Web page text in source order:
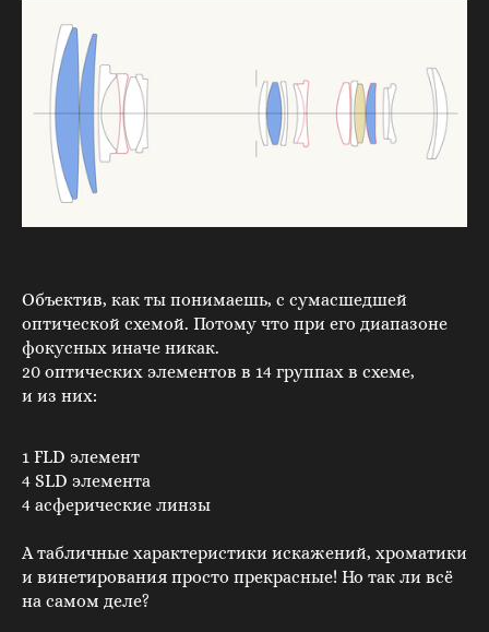
Объектив, как ты понимаешь, с сумасшедшей
оптической схемой. Потому что при его диапазоне
фокусных иначе никак.
20 оптических элементов в 14 группах в схеме,
и из них:
1 FLD элемент
4 SLD элемента
4 асферические линзы
А табличные характеристики искажений, хроматики
и винетирования просто прекрасные! Но так ли всё
на самом деле?